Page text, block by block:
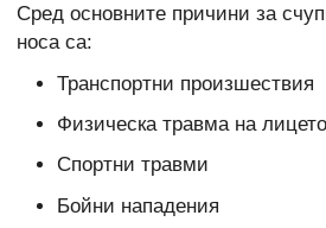
Сред основните причини за
носа са:
Транспортни произшествия
Физическа травма на лицето
Спортни травми
Бойни нападения